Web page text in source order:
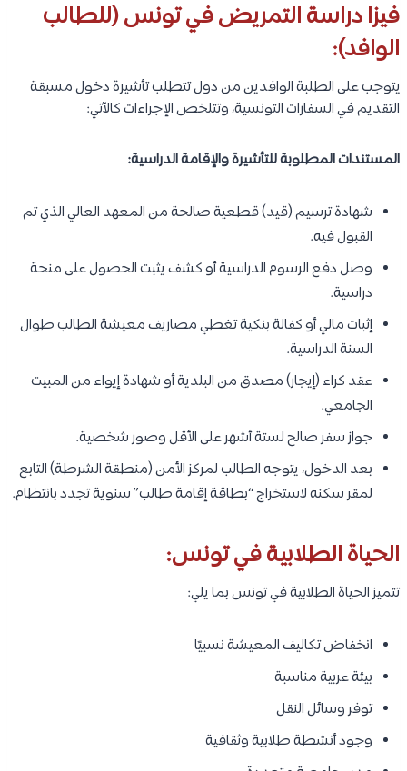
فيزا دراسة التمريض في تونس (للطالب
الوافد):
يتوجب على الطلبة الوافدين من دول تتطلب تأشيرة دخول مسبقة
التقديم في السفارات التونسية، وتتلخص الإجراءات كالآتي:
المستندات المطلوبة للتأشيرة والإقامة الدراسية:
شهادة ترسيم (قيد) قطعية صالحة من المعهد العالي الذي تم
القبول فيه.
وصل دفع الرسوم الدراسية أو كشف يثبت الحصول على منحة
دراسية.
إثبات مالي أو كفالة بنكية تغطي مصاريف معيشة الطالب طوال
السنة الدراسية.
عقد كراء (إيجار) مصدق من البلدية أو شهادة إيواء من المبيت
الجامعي.
جواز سفر صالح لستة أشهر على الأقل وصور شخصية.
بعد الدخول، يتوجه الطالب لمركز الأمن (منطقة الشرطة) التابع
لمقر سكنه لاستخراج “بطاقة إقامة طالب” سنوية تجدد بانتظام.
الحياة الطلابية في تونس:
تتميز الحياة الطلابية في تونس بما يلي:
انخفاض تكاليف المعيشة نسبيًا
بيئة عربية مناسبة
توفر وسائل النقل
وجود أنشطة طلابية وثقافية